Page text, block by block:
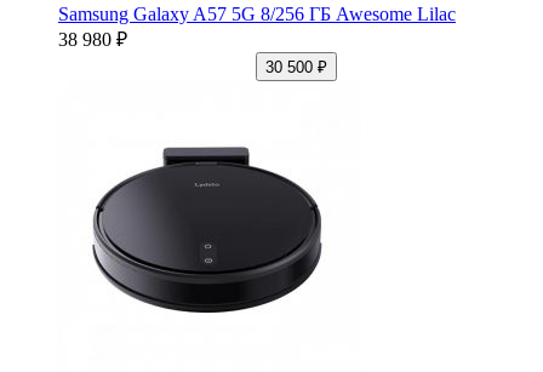
Samsung Galaxy A57 5G 8/256 ГБ Awesome Lilac
38 980 ₽
30 500 ₽